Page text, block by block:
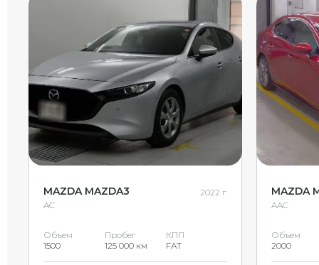
MAZDA MAZDA3
AC
2022 г.
Объем
1500
Пробег
125 000 км
КПП
FAT
MAZDA
AAC
Объем
2000